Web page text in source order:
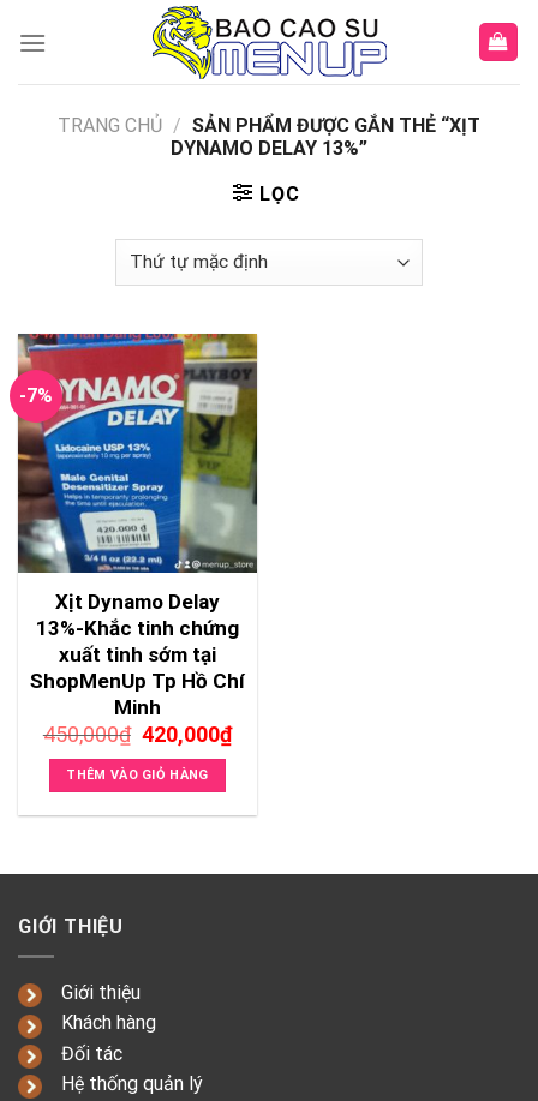
TRANG CHỦ / SẢN PHẨM ĐƯỢC GẮN THẺ “XỊT
DYNAMO DELAY 13%”
LỌC
-7%
Xịt Dynamo Delay
13%-Khắc tinh chứng
xuất tinh sớm tại
ShopMenUp Tp Hồ Chí
Minh
450,000₫ Giá
gốc
là:
450,000₫.
420,000₫Giá
420,000₫.
THÊM VÀO GIỎ HÀNG
GIỚI THIỆU
Giới thiệu
Khách hàng
Đối tác
Hệ thống quản lý